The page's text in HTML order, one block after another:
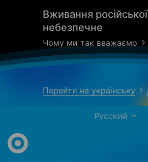
Вживання російської
небезпечне
Чому ми так вважаємо
Перейти на українську
Русский